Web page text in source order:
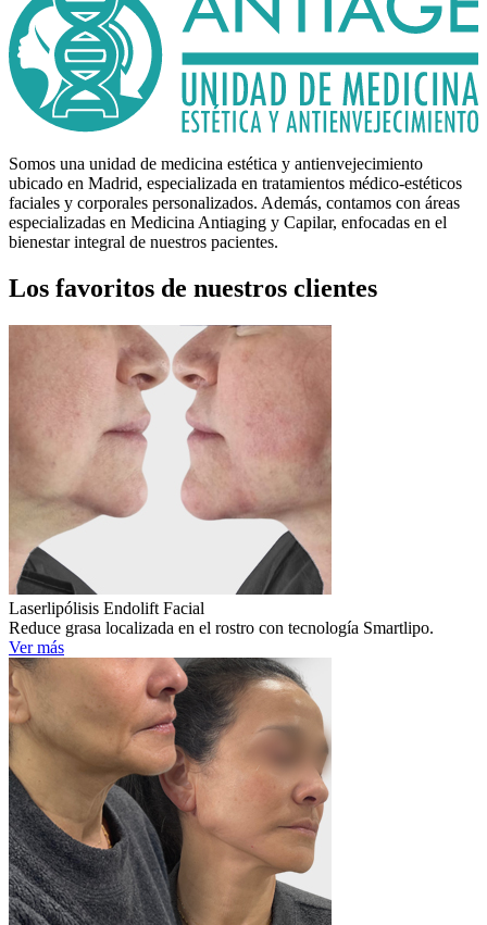
Somos una unidad de medicina estética y antienvejecimiento
ubicado en Madrid, especializada en tratamientos médico-estéticos
faciales y corporales personalizados. Además, contamos con áreas
especializadas en Medicina Antiaging y Capilar, enfocadas en el
bienestar integral de nuestros pacientes.
Los favoritos de nuestros clientes
Laserlipólisis Endolift Facial
Reduce grasa localizada en el rostro con tecnología Smartlipo.
Ver más